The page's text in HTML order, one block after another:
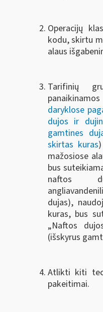
Operacijų
kodu, skirtu
alaus
Tarifinių
daryklose
dujos ir
gamtines
skirtas kuras
mažosiose
bus
naftos
dujas),
kuras, bus
„Naftos
(išskyrus
Atlikti kiti
pakeitimai.